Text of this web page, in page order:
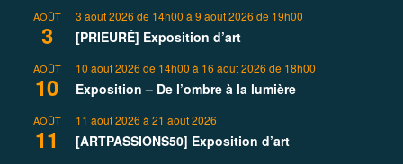
AOÛT
3
3 août 2026 de 14h00 à 9 août 2026 de 19h00
[PRIEURÉ] Exposition d’art
AOÛT
10
10 août 2026 de 14h00 à 16 août 2026 de 18h00
Exposition – De l’ombre à la lumière
AOÛT
11
11 août 2026 à 21 août 2026
[ARTPASSIONS50] Exposition d’art